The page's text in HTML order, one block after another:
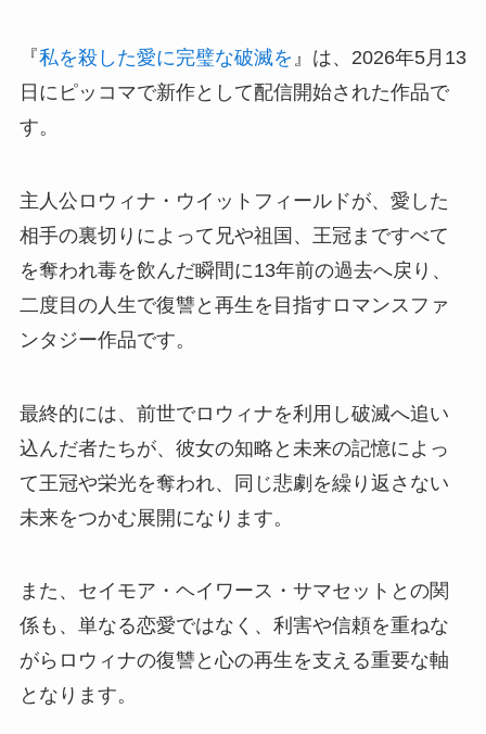
『私を殺した愛に完璧な破滅を 』は、2026年5月13
日にピッコマで新作として配信開始された作品で
す。
主人公ロウィナ・ウイットフィールドが、愛した
相手の裏切りによって兄や祖国、王冠まですべて
を奪われ毒を飲んだ瞬間に13年前の過去へ戻り、
二度目の人生で復讐と再生を目指すロマンスファ
ンタジー作品です。
最終的には、前世でロウィナを利用し破滅へ追い
込んだ者たちが、彼女の知略と未来の記憶によっ
て王冠や栄光を奪われ、同じ悲劇を繰り返さない
未来をつかむ展開になります。
また、セイモア・ヘイワース・サマセットとの関
係も、単なる恋愛ではなく、利害や信頼を重ねな
がらロウィナの復讐と心の再生を支える重要な軸
となります。